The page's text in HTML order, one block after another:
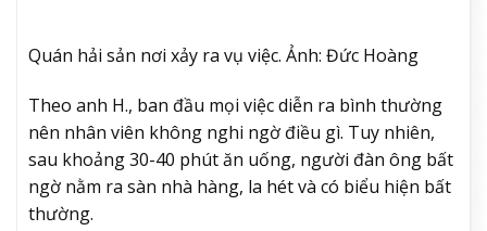
Quán hải sản nơi xảy ra vụ việc. Ảnh: Đức Hoàng
Theo anh H., ban đầu mọi việc diễn ra bình thường
nên nhân viên không nghi ngờ điều gì. Tuy nhiên,
sau khoảng 30-40 phút ăn uống, người đàn ông bất
ngờ nằm ra sàn nhà hàng, la hét và có biểu hiện bất
thường.